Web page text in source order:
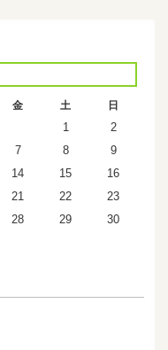
金 土 日
1
2
7 8
9
14 15
16
21 22
23
28 29
30